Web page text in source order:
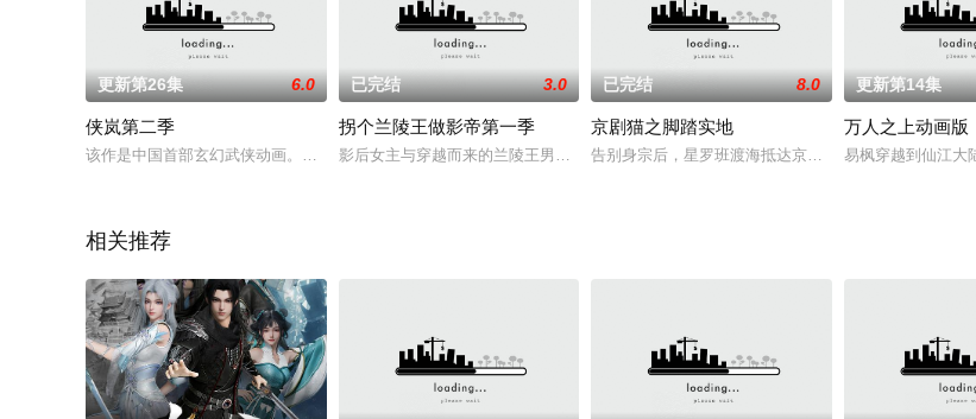
更新第26集 6.0
侠岚第二季
该作是中国首部玄幻武侠动画。在神坠试练的过程中，辰月、千钧、游不动及碧婷等等少年侠岚们，凭借自身的实力、
已完结 3.0
拐个兰陵王做影帝第一季
影后女主与穿越而来的兰陵王男主的爱恨情仇。女主原先是高高在上的影后人设，途中被陷
已完结 8.0
京剧猫之脚踏实地
告别身宗后，星罗班渡海抵达京剧猫十二宗之一“步宗”
更新第14集
万人之上动画版
易枫穿越到仙江大
相关推荐